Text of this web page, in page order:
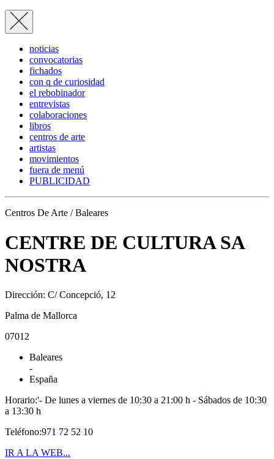
noticias
convocatorias
fichados
con q de curiosidad
el rebobinador
entrevistas
colaboraciones
libros
centros de arte
artistas
movimientos
fuera de menú
PUBLICIDAD
Centros De Arte / Baleares
CENTRE DE CULTURA SA
NOSTRA
Dirección: C/ Concepció, 12
Palma de Mallorca
07012
Baleares
-
España
Horario:'- De lunes a viernes de 10:30 a 21:00 h - Sábados de 10:30
a 13:30 h
Teléfono:971 72 52 10
IR A LA WEB...